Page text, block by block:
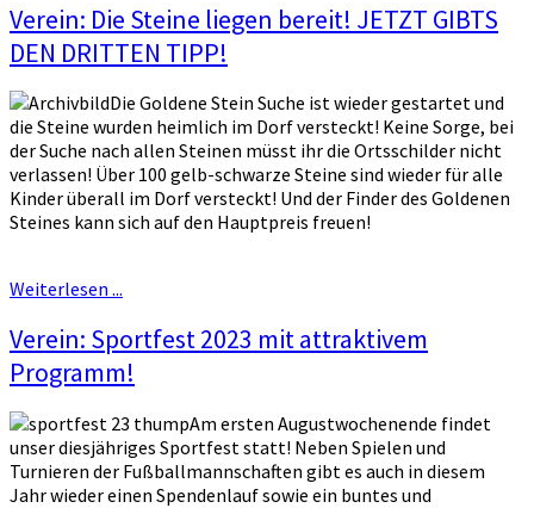
Verein: Die Steine liegen bereit! JETZT GIBTS
DEN DRITTEN TIPP!
Die Goldene Stein Suche ist wieder gestartet und
die Steine wurden heimlich im Dorf versteckt! Keine Sorge, bei
der Suche nach allen Steinen müsst ihr die Ortsschilder nicht
verlassen! Über 100 gelb-schwarze Steine sind wieder für alle
Kinder überall im Dorf versteckt! Und der Finder des Goldenen
Steines kann sich auf den Hauptpreis freuen!
Weiterlesen ...
Verein: Sportfest 2023 mit attraktivem
Programm!
Am ersten Augustwochenende findet
unser diesjähriges Sportfest statt! Neben Spielen und
Turnieren der Fußballmannschaften gibt es auch in diesem
Jahr wieder einen Spendenlauf sowie ein buntes und